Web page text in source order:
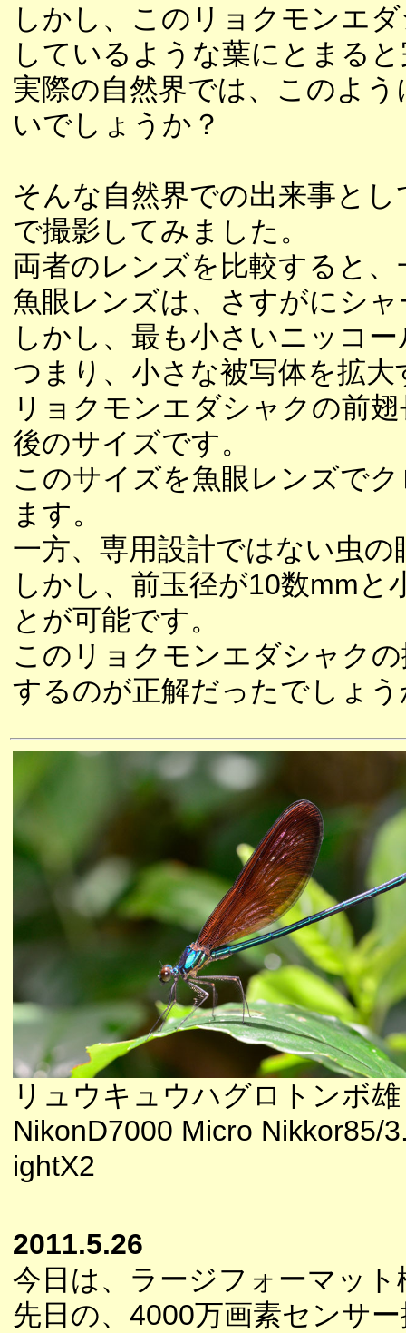
しかし、このリョクモンエ
しているような葉にとまる
実際の自然界では、このよ
いでしょうか？
そんな自然界での出来事と
で撮影してみました。
両者のレンズを比較すると
魚眼レンズは、さすがにシ
しかし、最も小さいニッコ
つまり、小さな被写体を拡
リョクモンエダシャクの前
後のサイズです。
このサイズを魚眼レンズで
ます。
一方、専用設計ではない虫
しかし、前玉径が10数mm
とが可能です。
このリョクモンエダシャク
するのが正解だったでしょ
リュウキュウハグロトンボ雄
NikonD7000 Micro Nikkor85/
ightX2
2011.5.26
今日は、ラージフォーマッ
先日の、4000万画素センサ